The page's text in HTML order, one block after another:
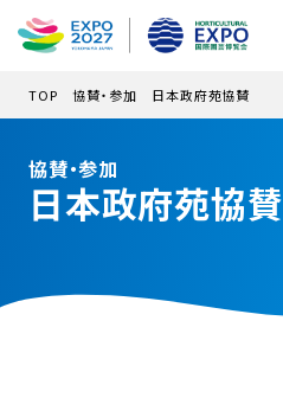
メインコンテンツにスキップ
TOP 協賛・参加 日本政府苑協賛
協賛・参加
日本政府苑協賛